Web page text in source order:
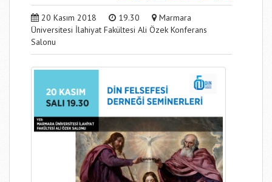
20 Kasım 2018 19.30
Marmara
Üniversitesi İlahiyat Fakültesi Ali Özek Konferans
Salonu